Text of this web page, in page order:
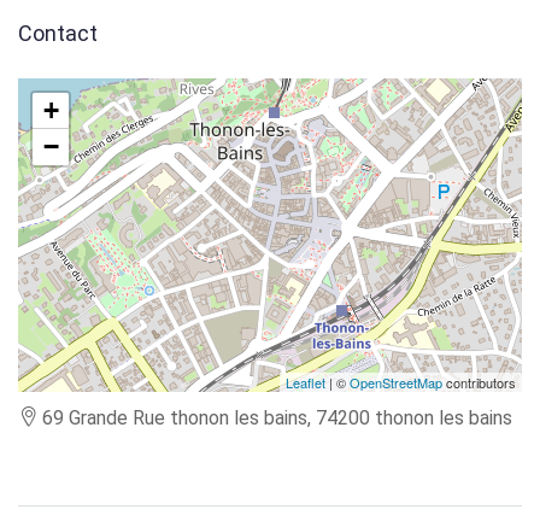
Contact
+
−
Leaflet| ©OpenStreetMapcontributors
69 Grande Rue thonon les bains, 74200 thonon les bains